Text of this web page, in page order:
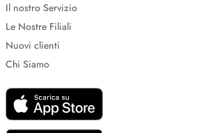
Il nostro Servizio
Le Nostre Filiali
Nuovi clienti
Chi Siamo